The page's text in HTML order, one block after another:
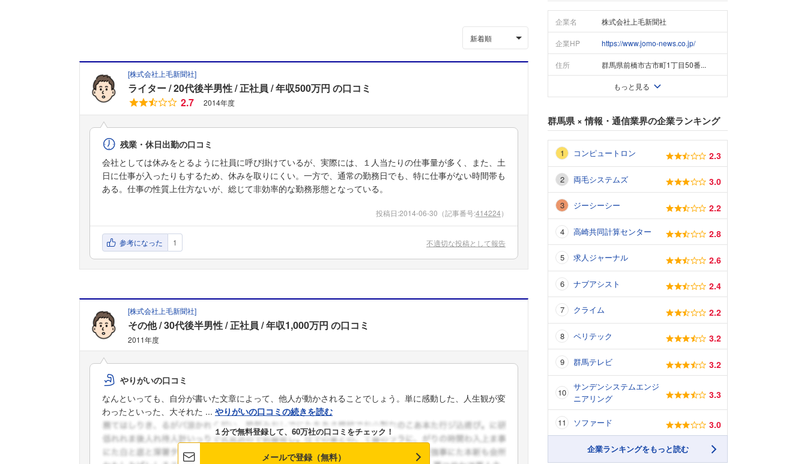
新着順
[株式会社上毛新聞社]
ライター 20代後半男性 正社員 年収500万円 の口コミ
2.7
2014年度
残業・休日出勤の口コミ
会社としては休みをとるように社員に呼び掛けているが、実際には、１人当たりの仕事量が多く、また、土
日に仕事が入ったりもするため、休みを取りにくい。一方で、通常の勤務日でも、特に仕事がない時間帯も
ある。仕事の性質上仕方ないが、総じて非効率的な勤務形態となっている。
投稿日:2014-06-30 （記事番号:414224）
参考になった 1 不適切な投稿として報告
[株式会社上毛新聞社]
その他 30代後半男性 正社員 年収1,000万円 の口コミ
2011年度
やりがいの口コミ
なんといっても、自分が書いた文章によって、他人が動かされることでしょう。単に感動した、人生観が変
わったといった、大それた ... やりがいの口コミの続きを読む
１分で無料登録して、60万社の口コミをチェック！
メールで登録（無料）
企業名 株式会社上毛新聞社
企業HP https://www.jomo-news.co.jp/
住所 群馬県前橋市古市町1丁目50番...
もっと見る
群馬県×情報・通信業界の企業ランキング
コンピュートロン 2.3
両毛システムズ 3.0
ジーシーシー 2.2
高崎共同計算センター 2.8
求人ジャーナル 2.6
ナブアシスト 2.4
クライム 2.2
ペリテック 3.2
群馬テレビ 3.2
サンデンシステムエンジ
ニアリング
3.3
ソファード 3.0
企業ランキングをもっと読む